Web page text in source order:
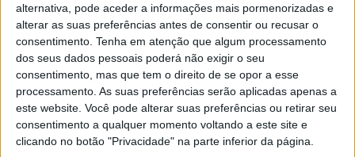
alternativa, pode aceder a informações mais pormenorizadas e
alterar as suas preferências antes de consentir ou recusar o
consentimento. Tenha em atenção que algum processamento
dos seus dados pessoais poderá não exigir o seu
consentimento, mas que tem o direito de se opor a esse
processamento. As suas preferências serão aplicadas apenas a
este website. Você pode alterar suas preferências ou retirar seu
consentimento a qualquer momento voltando a este site e
clicando no botão "Privacidade" na parte inferior da página.
VOLT
VOLT Live: Ionity vai abrir hubs em Albufeira e nas
grandes cidades